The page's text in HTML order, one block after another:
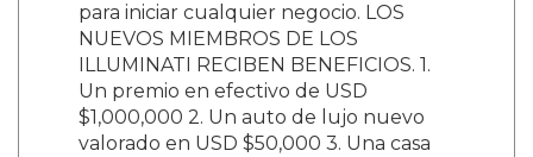
para iniciar cualquier negocio. LOS
NUEVOS MIEMBROS DE LOS
ILLUMINATI RECIBEN BENEFICIOS. 1.
Un premio en efectivo de USD
$1,000,000 2. Un auto de lujo nuevo
valorado en USD $50,000 3. Una casa